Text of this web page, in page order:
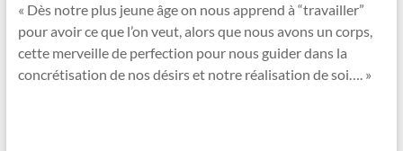
« Dès notre plus jeune âge on nous apprend à “travailler”
pour avoir ce que l’on veut, alors que nous avons un corps,
cette merveille de perfection pour nous guider dans la
concrétisation de nos désirs et notre réalisation de soi…. »